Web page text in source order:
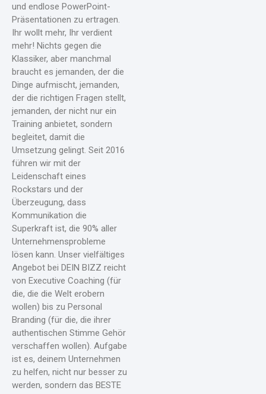
und endlose PowerPoint-
Präsentationen zu ertragen.
Ihr wollt mehr, Ihr verdient
mehr! Nichts gegen die
Klassiker, aber manchmal
braucht es jemanden, der die
Dinge aufmischt, jemanden,
der die richtigen Fragen stellt,
jemanden, der nicht nur ein
Training anbietet, sondern
begleitet, damit die
Umsetzung gelingt. Seit 2016
führen wir mit der
Leidenschaft eines
Rockstars und der
Überzeugung, dass
Kommunikation die
Superkraft ist, die 90% aller
Unternehmensprobleme
lösen kann. Unser vielfältiges
Angebot bei DEIN BIZZ reicht
von Executive Coaching (für
die, die die Welt erobern
wollen) bis zu Personal
Branding (für die, die ihrer
authentischen Stimme Gehör
verschaffen wollen). Aufgabe
ist es, deinem Unternehmen
zu helfen, nicht nur besser zu
werden, sondern das BESTE